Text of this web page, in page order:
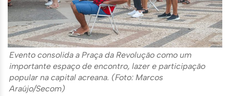
Evento consolida a Praça da Revolução como um
importante espaço de encontro, lazer e participação
popular na capital acreana. (Foto: Marcos
Araújo/Secom)